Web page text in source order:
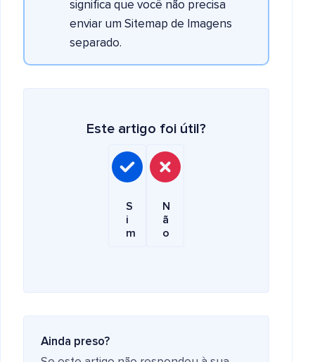
significa que você não precisa
enviar um Sitemap de Imagens
separado.
Este artigo foi útil?
S
i
m
N
ã
o
Ainda preso?